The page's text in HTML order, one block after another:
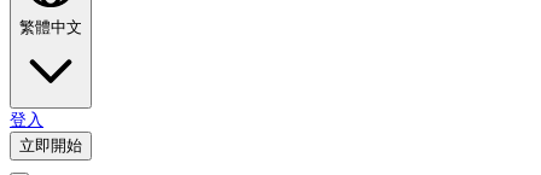
繁體中文
登入
立即開始